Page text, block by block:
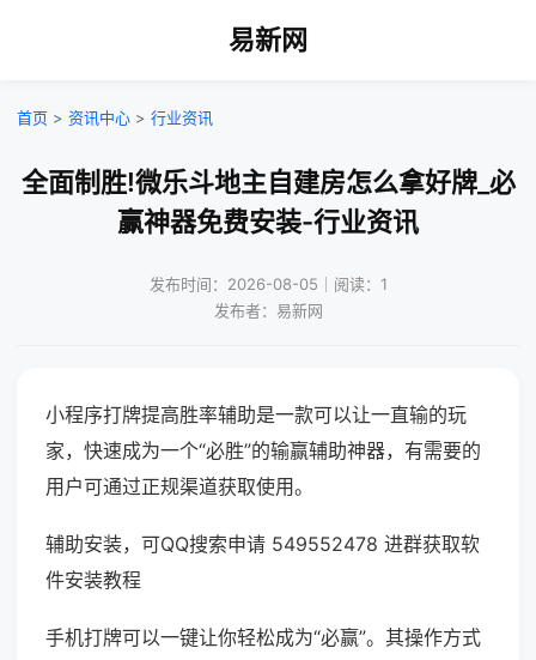
易新网
首页 > 资讯中心 > 行业资讯
全面制胜!微乐斗地主自建房怎么拿好牌_必
赢神器免费安装-行业资讯
发布时间：2026-08-05｜阅读：1
发布者：易新网
小程序打牌提高胜率辅助是一款可以让一直输的玩
家，快速成为一个“必胜”的输赢辅助神器，有需要的
用户可通过正规渠道获取使用。
辅助安装，可QQ搜索申请 549552478 进群获取软
件安装教程
手机打牌可以一键让你轻松成为“必赢”。其操作方式